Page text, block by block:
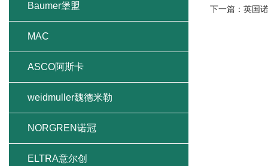
下一篇： 英国
Baumer堡盟
MAC
ASCO阿斯卡
weidmuller魏德米勒
NORGREN诺冠
ELTRA意尔创